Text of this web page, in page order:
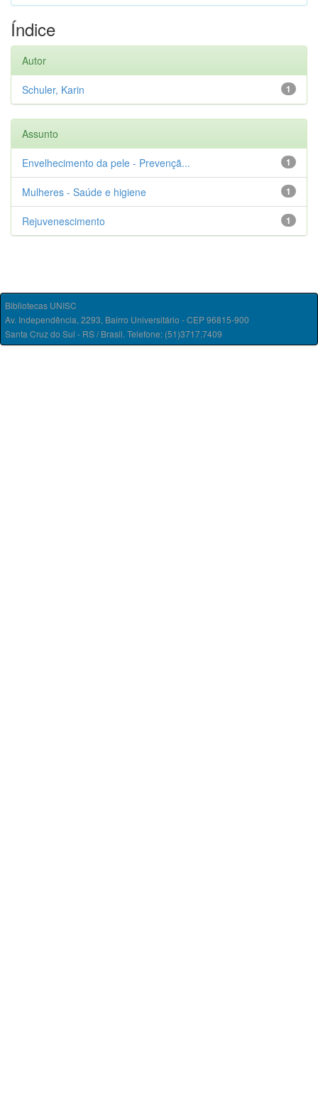
Índice
Autor
1
Schuler, Karin
Assunto
1
Envelhecimento da pele - Prevençã...
1
Mulheres - Saúde e higiene
1
Rejuvenescimento
Bibliotecas UNISC
Av. Independência, 2293, Bairro Universitário - CEP 96815-900
Santa Cruz do Sul - RS / Brasil. Telefone: (51)3717.7409